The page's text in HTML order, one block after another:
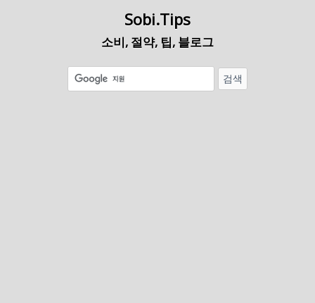
Sobi.Tips
소비, 절약, 팁, 블로그